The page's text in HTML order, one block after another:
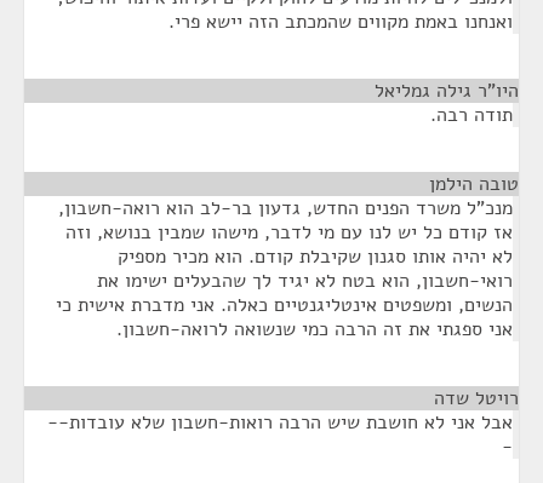
ואנחנו באמת מקווים שהמכתב הזה יישא פרי.
היו"ר גילה גמליאל
תודה רבה.
טובה הילמן
מנכ"ל משרד הפנים החדש, גדעון בר-לב הוא רואה-חשבון,
אז קודם כל יש לנו עם מי לדבר, מישהו שמבין בנושא, וזה
לא יהיה אותו סגנון שקיבלת קודם. הוא מכיר מספיק
רואי-חשבון, הוא בטח לא יגיד לך שהבעלים ישימו את
הנשים, ומשפטים אינטליגנטיים כאלה. אני מדברת אישית כי
אני ספגתי את זה הרבה כמי שנשואה לרואה-חשבון.
רויטל שדה
אבל אני לא חושבת שיש הרבה רואות-חשבון שלא עובדות--
-